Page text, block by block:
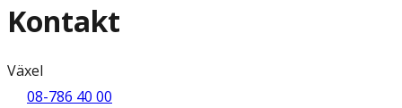
Kontakt
Växel
08-786 40 00